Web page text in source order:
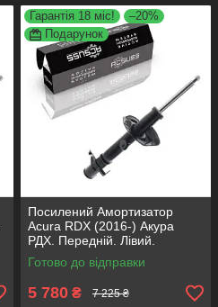
Гарантія 18 міс!
–20%
Подарунок
Посилений Амортизатор
Acura RDX (2016-) Акура
РДХ. Передній. Лівий.
3340165. KOREA Аксусс!
Готово до відправки
5 780 ₴ 7 225 ₴